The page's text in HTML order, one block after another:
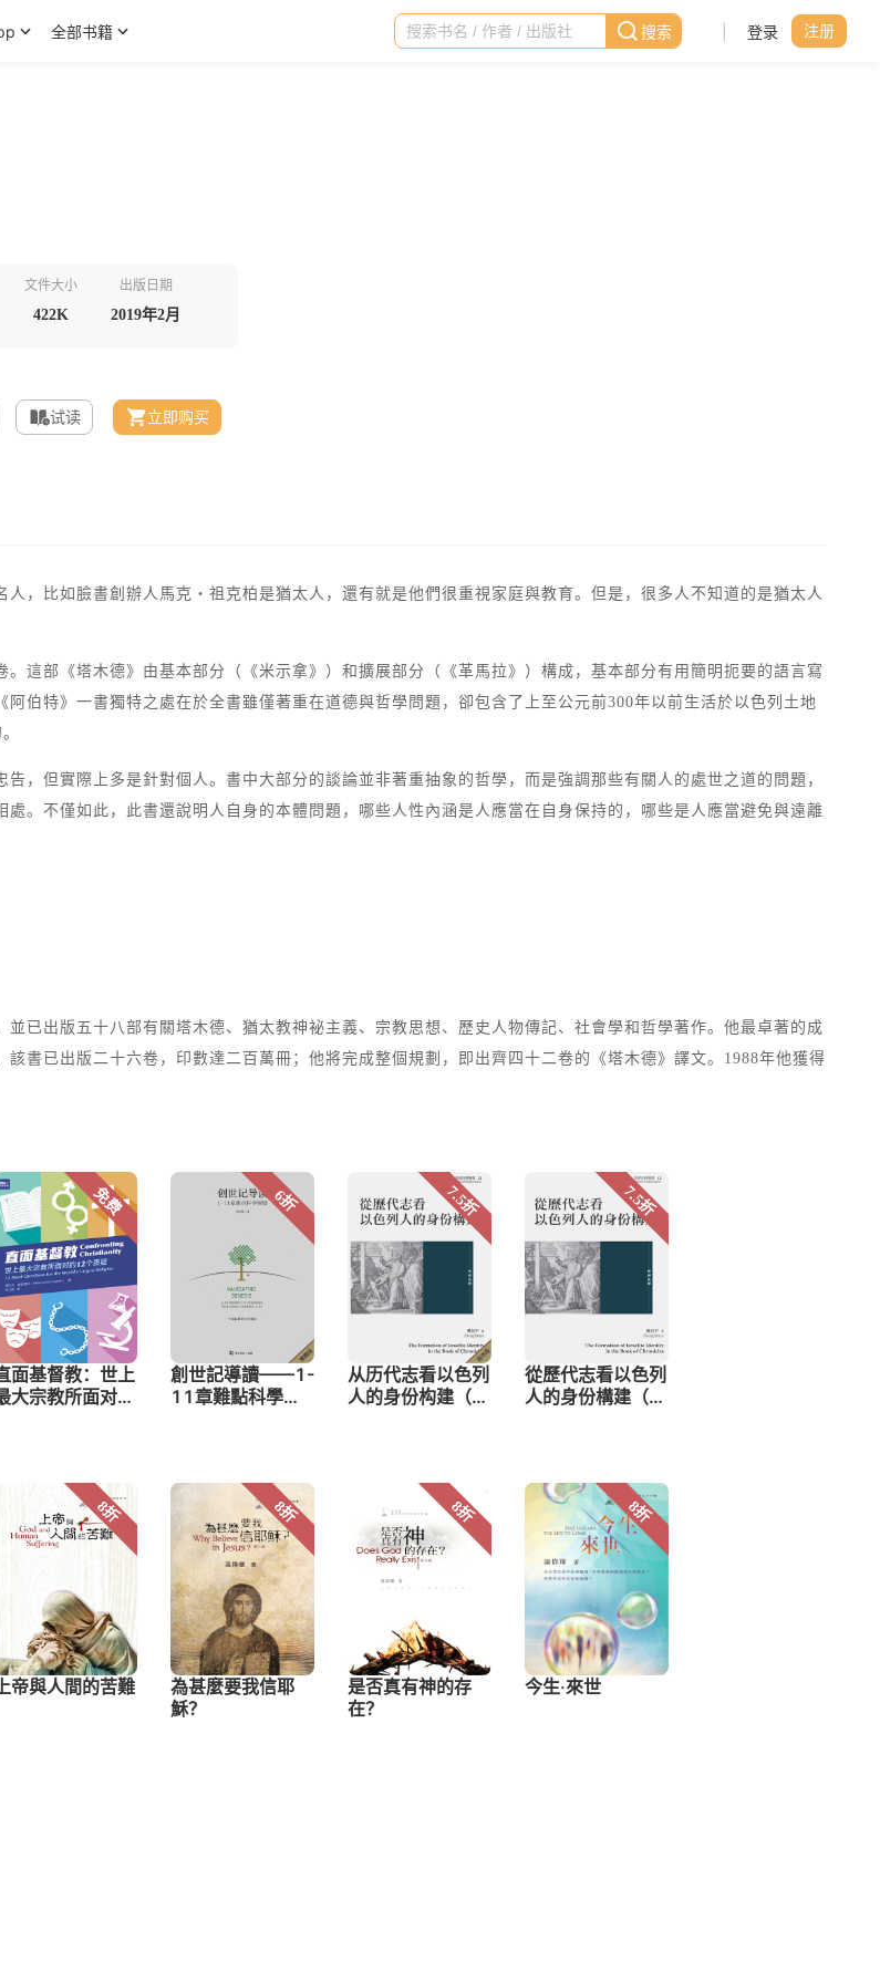
全部书籍 登录 注册
文件大小
422K
出版日期
2019年2月
试读 立即购买
，比如臉書創辦人馬克‧祖克柏是猶太人，還有就是他們很重視家庭與教育。但是，很多人不知道的是猶太人
這部《塔木德》由基本部分（《米示拿》）和擴展部分（《革馬拉》）構成，基本部分有用簡明扼要的語言寫
伯特》一書獨特之處在於全書雖僅著重在道德與哲學問題，卻包含了上至公元前300年以前生活於以色列土地
，但實際上多是針對個人。書中大部分的談論並非著重抽象的哲學，而是強調那些有關人的處世之道的問題，
。不僅如此，此書還說明人自身的本體問題，哪些人性內涵是人應當在自身保持的，哪些是人應當避免與遠離
已出版五十八部有關塔木德、猶太教神祕主義、宗教思想、歷史人物傳記、社會學和哲學著作。他最卓著的成
書已出版二十六卷，印數達二百萬冊；他將完成整個規劃，即出齊四十二卷的《塔木德》譯文。1988年他獲得